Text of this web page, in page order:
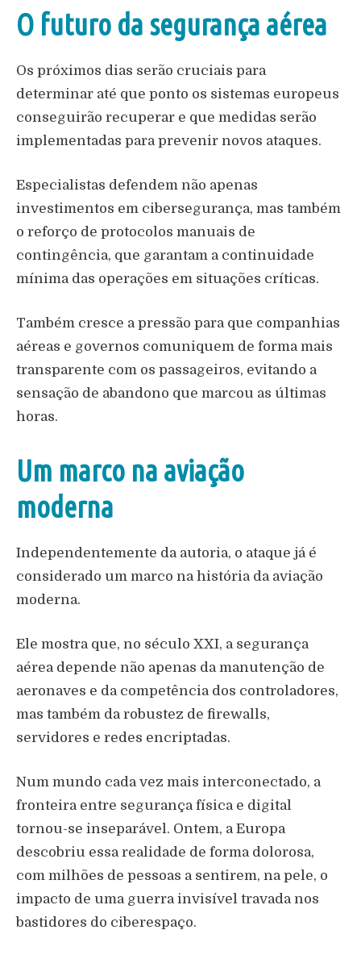
O futuro da segurança aérea
Os próximos dias serão cruciais para
determinar até que ponto os sistemas europeus
conseguirão recuperar e que medidas serão
implementadas para prevenir novos ataques.
Especialistas defendem não apenas
investimentos em cibersegurança, mas também
o reforço de protocolos manuais de
contingência, que garantam a continuidade
mínima das operações em situações críticas.
Também cresce a pressão para que companhias
aéreas e governos comuniquem de forma mais
transparente com os passageiros, evitando a
sensação de abandono que marcou as últimas
horas.
Um marco na aviação
moderna
Independentemente da autoria, o ataque já é
considerado um marco na história da aviação
moderna.
Ele mostra que, no século XXI, a segurança
aérea depende não apenas da manutenção de
aeronaves e da competência dos controladores,
mas também da robustez de firewalls,
servidores e redes encriptadas.
Num mundo cada vez mais interconectado, a
fronteira entre segurança física e digital
tornou-se inseparável. Ontem, a Europa
descobriu essa realidade de forma dolorosa,
com milhões de pessoas a sentirem, na pele, o
impacto de uma guerra invisível travada nos
bastidores do ciberespaço.